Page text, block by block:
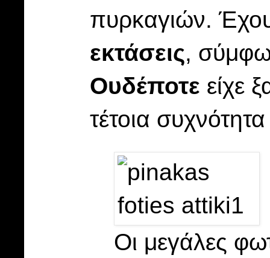
πυρκαγιών.
εκτάσεις,
Ουδέποτε είχε
τέτοια
Οι μεγάλες